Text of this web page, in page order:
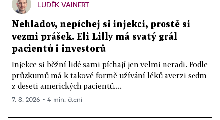
LUDĚK VAINERT
Nehladov, nepíchej si injekci, prostě si
vezmi prášek. Eli Lilly má svatý grál
pacientů i investorů
Injekce si běžní lidé sami píchají jen velmi neradi. Podle
průzkumů má k takové formě užívání léků averzi sedm
z deseti amerických pacientů....
7. 8. 2026 ▪ 4 min. čtení